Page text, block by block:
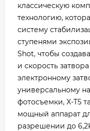
классическую
технологию,
систему
ступенями
Shot, чтобы
и скорость
электронному
универсальному
фотосъемки, X-T5
мощный аппарат
разрешении до